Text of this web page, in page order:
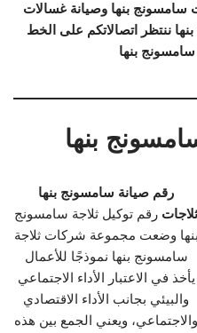
سامسونج بنها وصيانة غسالات
ننتظر اتصالاتكم على الخط
سامسونج بنها
بنها
رقم صيانة سامسونج بنها
ثلاجات رقم توكيل ثلاجة سامسونج
بنها وضعت مجموعة شركات ثلاجة
سامسونج بنها نموذجًا للأعمال
يأخذ في الاعتبار الأداء الاجتماعي
والبيئي بجانب الأداء الاقتصادي
والاجتماعي، ويعني الجمع بين هذه